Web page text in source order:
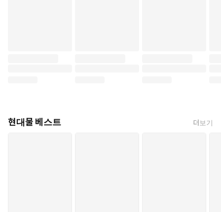
현대물 베스트 더보기